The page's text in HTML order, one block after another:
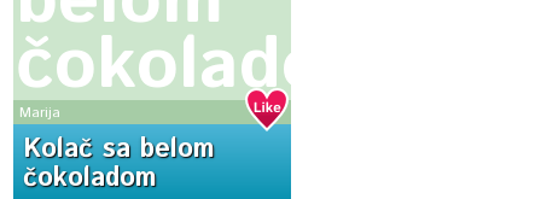
čokoladom
Marija
Kolač sa belom
čokoladom